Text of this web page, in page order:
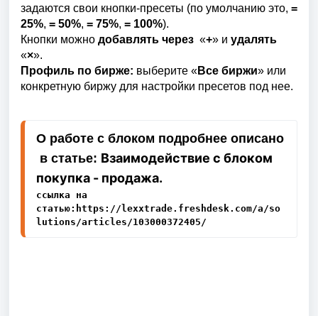
задаются свои кнопки-пресеты (по умолчанию это, =
25%, = 50%, = 75%, = 100%).
Кнопки можно добавлять через «+» и удалять
«×».
Профиль по бирже: выберите «Все биржи» или
конкретную биржу для настройки пресетов под нее.
О работе с блоком подробнее описано
в статье: Взаимодействие с блоком
покупка - продажа.
ссылка на
статью: https://lexxtrade.freshdesk.com/a/so
lutions/articles/103000372405/